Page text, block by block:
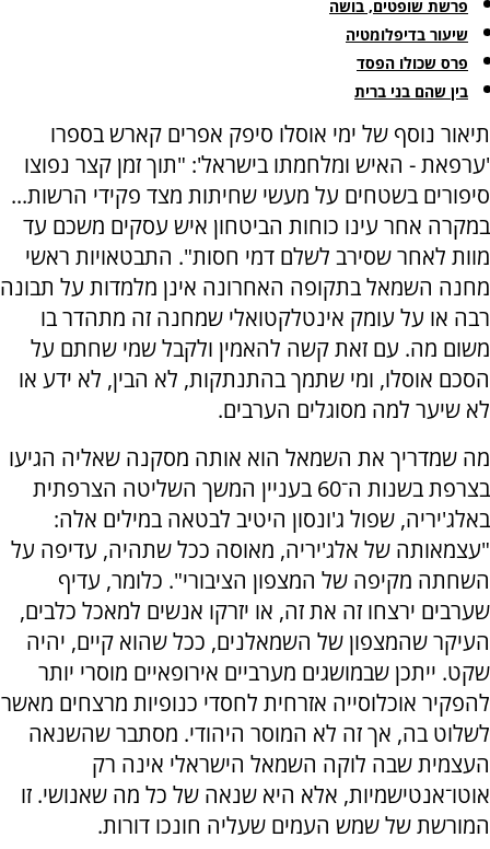
פרשת שופטים, בושה
שיעור בדיפלומטיה
פרס שכולו הפסד
בין שהם בני ברית
תיאור נוסף של ימי אוסלו סיפק אפרים קארש בספרו
'ערפאת - האיש ומלחמתו בישראל': "תוך זמן קצר נפוצו
סיפורים בשטחים על מעשי שחיתות מצד פקידי הרשות...
במקרה אחר עינו כוחות הביטחון איש עסקים משכם עד
מוות לאחר שסירב לשלם דמי חסות". התבטאויות ראשי
מחנה השמאל בתקופה האחרונה אינן מלמדות על תבונה
רבה או על עומק אינטלקטואלי שמחנה זה מתהדר בו
משום מה. עם זאת קשה להאמין ולקבל שמי שחתם על
הסכם אוסלו, ומי שתמך בהתנתקות, לא הבין, לא ידע או
לא שיער למה מסוגלים הערבים.
מה שמדריך את השמאל הוא אותה מסקנה שאליה הגיעו
בצרפת בשנות ה־60 בעניין המשך השליטה הצרפתית
באלג'יריה, שפול ג'ונסון היטיב לבטאה במילים אלה:
"עצמאותה של אלג'יריה, מאוסה ככל שתהיה, עדיפה על
השחתה מקיפה של המצפון הציבורי". כלומר, עדיף
שערבים ירצחו זה את זה, או יזרקו אנשים למאכל כלבים,
העיקר שהמצפון של השמאלנים, ככל שהוא קיים, יהיה
שקט. ייתכן שבמושגים מערביים אירופאיים מוסרי יותר
להפקיר אוכלוסייה אזרחית לחסדי כנופיות מרצחים מאשר
לשלוט בה, אך זה לא המוסר היהודי. מסתבר שהשנאה
העצמית שבה לוקה השמאל הישראלי אינה רק
אוטו־אנטישמיות, אלא היא שנאה של כל מה שאנושי. זו
המורשת של שמש העמים שעליה חונכו דורות.